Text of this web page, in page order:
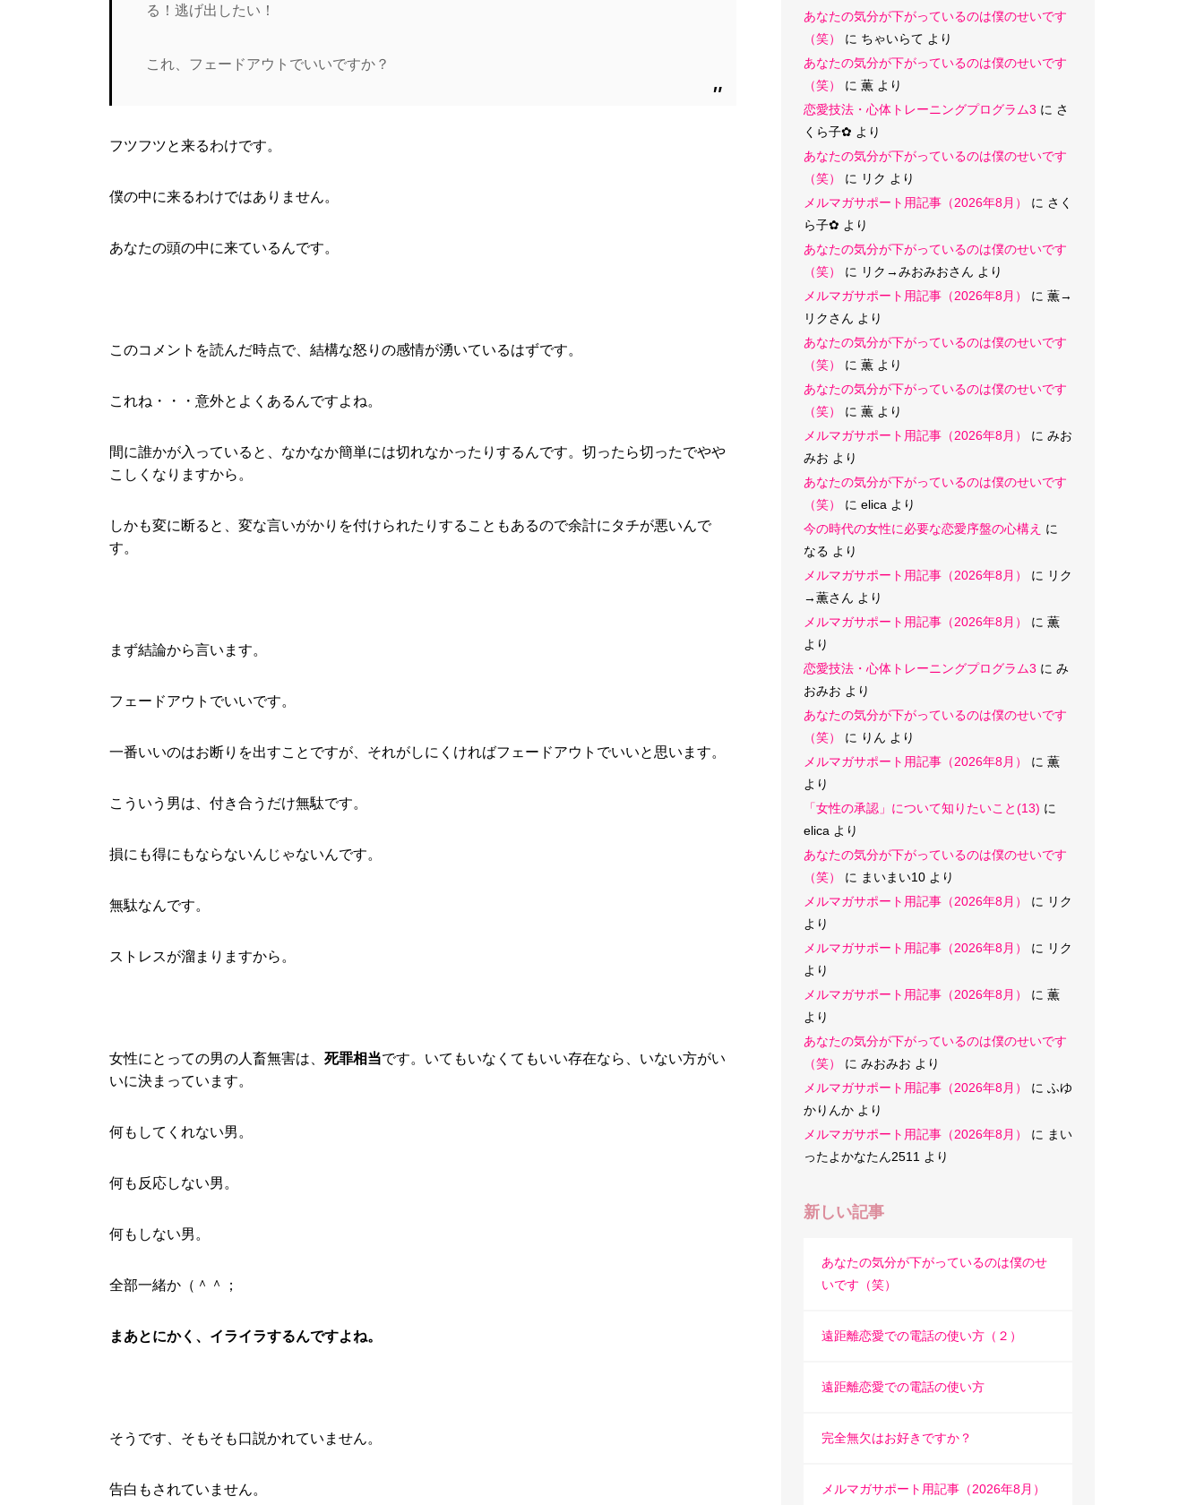
る！逃げ出したい！
これ、フェードアウトでいいですか？
フツフツと来るわけです。
僕の中に来るわけではありません。
あなたの頭の中に来ているんです。
このコメントを読んだ時点で、結構な怒りの感情が湧いているはずです。
これね・・・意外とよくあるんですよね。
間に誰かが入っていると、なかなか簡単には切れなかったりするんです。切ったら切ったでやや
こしくなりますから。
しかも変に断ると、変な言いがかりを付けられたりすることもあるので余計にタチが悪いんで
す。
まず結論から言います。
フェードアウトでいいです。
一番いいのはお断りを出すことですが、それがしにくければフェードアウトでいいと思います。
こういう男は、付き合うだけ無駄です。
損にも得にもならないんじゃないんです。
無駄なんです。
ストレスが溜まりますから。
女性にとっての男の人畜無害は、 死罪相当です。いてもいなくてもいい存在なら、いない方がい
いに決まっています。
何もしてくれない男。
何も反応しない男。
何もしない男。
全部一緒か（＾＾；
まあとにかく、イライラするんですよね。
そうです、そもそも口説かれていません。
告白もされていません。
あなたの気分が下がっているのは僕のせいです
（笑）
に ちゃいらて より
あなたの気分が下がっているのは僕のせいです
（笑）
に 薫 より
恋愛技法・心体トレーニングプログラム3 に さ
くら子‪✿ より
あなたの気分が下がっているのは僕のせいです
（笑）
に リク より
メルマガサポート用記事（2026年8月）
に さく
ら子‪✿ より
あなたの気分が下がっているのは僕のせいです
（笑）
に リク→みおみおさん より
メルマガサポート用記事（2026年8月）
に 薫→
リクさん より
あなたの気分が下がっているのは僕のせいです
（笑）
に 薫 より
あなたの気分が下がっているのは僕のせいです
（笑）
に 薫 より
メルマガサポート用記事（2026年8月）
に みお
みお より
あなたの気分が下がっているのは僕のせいです
（笑）
に elica より
今の時代の女性に必要な恋愛序盤の心構え に
なる より
メルマガサポート用記事（2026年8月）
に リク
→薫さん より
メルマガサポート用記事（2026年8月）
に 薫
より
恋愛技法・心体トレーニングプログラム3 に み
おみお より
あなたの気分が下がっているのは僕のせいです
（笑）
に りん より
メルマガサポート用記事（2026年8月）
に 薫
より
「女性の承認」について知りたいこと(13) に
elica より
あなたの気分が下がっているのは僕のせいです
（笑）
に まいまい10 より
メルマガサポート用記事（2026年8月）
に リク
より
メルマガサポート用記事（2026年8月）
に リク
より
メルマガサポート用記事（2026年8月）
に 薫
より
あなたの気分が下がっているのは僕のせいです
（笑）
に みおみお より
メルマガサポート用記事（2026年8月）
に ふゆ
かりんか より
メルマガサポート用記事（2026年8月）
に まい
ったよかなたん2511 より
新しい記事
あなたの気分が下がっているのは僕のせ
いです（笑）
遠距離恋愛での電話の使い方（２）
遠距離恋愛での電話の使い方
完全無欠はお好きですか？
メルマガサポート用記事（2026年8月）